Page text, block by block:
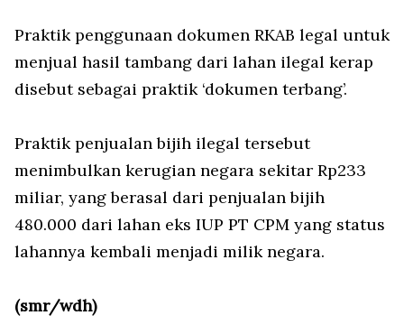
Praktik penggunaan dokumen RKAB legal untuk
menjual hasil tambang dari lahan ilegal kerap
disebut sebagai praktik ‘dokumen terbang’.
Praktik penjualan bijih ilegal tersebut
menimbulkan kerugian negara sekitar Rp233
miliar, yang berasal dari penjualan bijih
480.000 dari lahan eks IUP PT CPM yang status
lahannya kembali menjadi milik negara.
(smr/wdh)